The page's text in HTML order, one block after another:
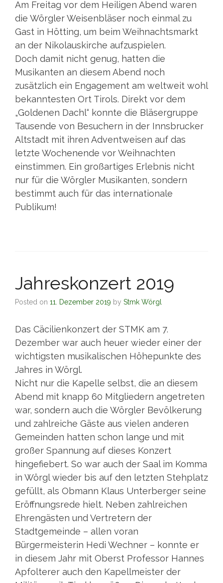
Am Freitag vor dem Heiligen Abend waren
die Wörgler Weisenbläser noch einmal zu
Gast in Hötting, um beim Weihnachtsmarkt
an der Nikolauskirche aufzuspielen.
Doch damit nicht genug, hatten die
Musikanten an diesem Abend noch
zusätzlich ein Engagement am weltweit wohl
bekanntesten Ort Tirols. Direkt vor dem
„Goldenen Dachl“ konnte die Bläsergruppe
Tausende von Besuchern in der Innsbrucker
Altstadt mit ihren Adventweisen auf das
letzte Wochenende vor Weihnachten
einstimmen. Ein großartiges Erlebnis nicht
nur für die Wörgler Musikanten, sondern
bestimmt auch für das internationale
Publikum!
Jahreskonzert 2019
Posted on 11. Dezember 2019 by Stmk Wörgl
Das Cäcilienkonzert der STMK am 7.
Dezember war auch heuer wieder einer der
wichtigsten musikalischen Höhepunkte des
Jahres in Wörgl.
Nicht nur die Kapelle selbst, die an diesem
Abend mit knapp 60 Mitgliedern angetreten
war, sondern auch die Wörgler Bevölkerung
und zahlreiche Gäste aus vielen anderen
Gemeinden hatten schon lange und mit
großer Spannung auf dieses Konzert
hingefiebert. So war auch der Saal im Komma
in Wörgl wieder bis auf den letzten Stehplatz
gefüllt, als Obmann Klaus Unterberger seine
Eröffnungsrede hielt. Neben zahlreichen
Ehrengästen und Vertretern der
Stadtgemeinde – allen voran
Bürgermeisterin Hedi Wechner – konnte er
in diesem Jahr mit Oberst Professor Hannes
Apfolterer auch den Kapellmeister der